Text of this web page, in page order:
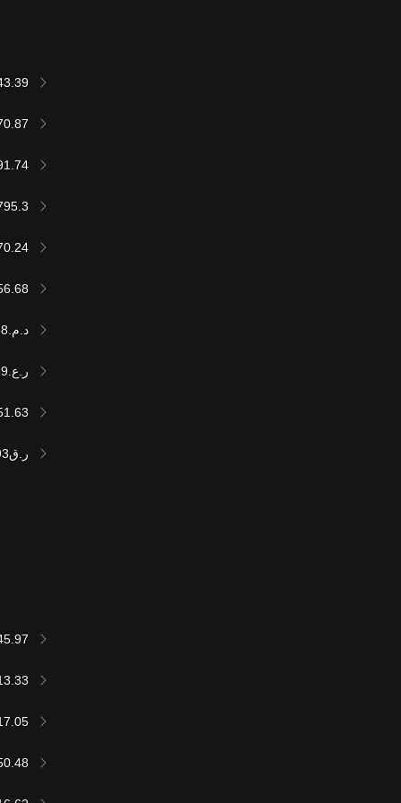
د.م.603,071.38
ر.ع.24,916.29
ر.ق236,558.93